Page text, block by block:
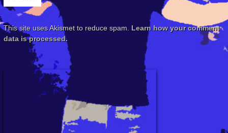
This site uses Akismet to reduce spam. Learn how your comment
data is processed.